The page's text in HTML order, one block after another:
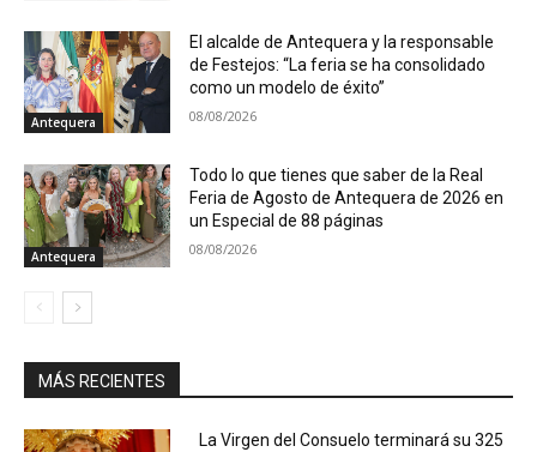
Antequera
El alcalde de Antequera y la responsable
de Festejos: “La feria se ha consolidado
como un modelo de éxito”
08/08/2026
Antequera
Todo lo que tienes que saber de la Real
Feria de Agosto de Antequera de 2026 en
un Especial de 88 páginas
08/08/2026
MÁS RECIENTES
La Virgen del Consuelo terminará su 325